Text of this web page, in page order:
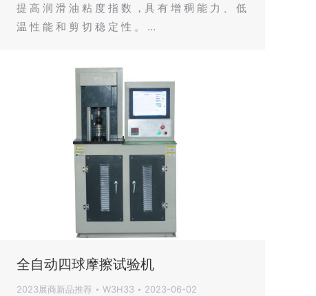
提 高 润 滑 油 粘 度 指 数 ，具 有 增 稠 能 力 、 低
温 性 能 和 剪 切 稳 定 性 。 …
全自动四球摩擦试验机
2023展商新品推荐 W3H33 2023-06-02